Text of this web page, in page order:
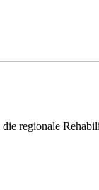
die regionale